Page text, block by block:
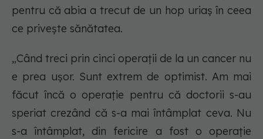
pentru că abia a trecut de un hop uriaș în ceea
ce privește sănătatea.
„Când treci prin cinci operații de la un cancer nu
e prea ușor. Sunt extrem de optimist. Am mai
făcut încă o operație pentru că doctorii s-au
speriat crezând că s-a mai întâmplat ceva. Nu
s-a întâmplat, din fericire a fost o operație